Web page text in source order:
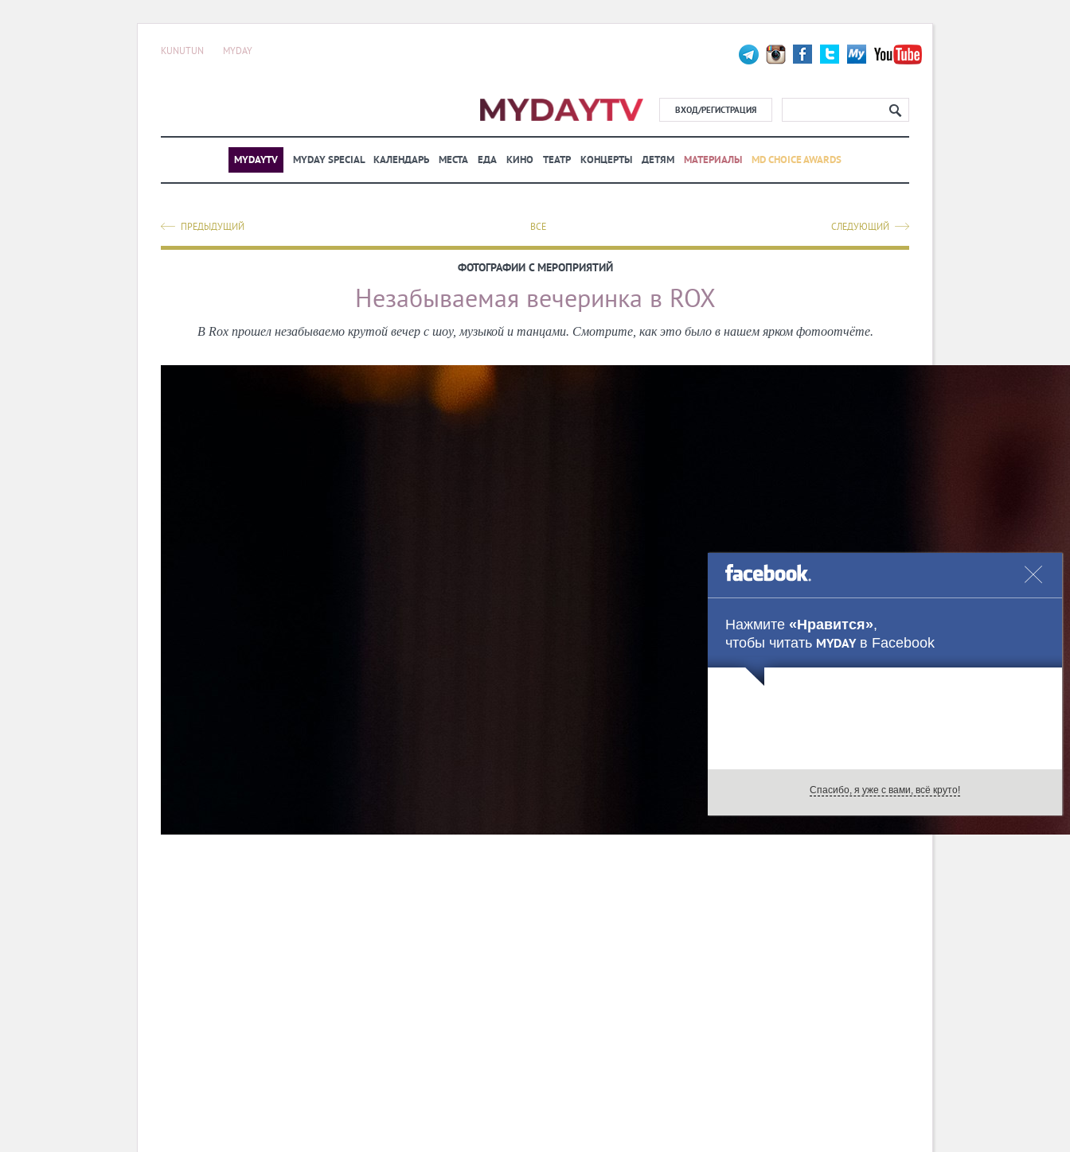
KUNUTUN MYDAY
ВХОД/РЕГИСТРАЦИЯ
MYDAYTV MYDAY SPECIAL КАЛЕНДАРЬ МЕСТА ЕДА КИНО ТЕАТР КОНЦЕРТЫ ДЕТЯМ МАТЕРИАЛЫ MD CHOICE AWARDS
ВСЕ
ПРЕДЫДУЩИЙ СЛЕДУЮЩИЙ
ФОТОГРАФИИ С МЕРОПРИЯТИЙ
Незабываемая вечеринка в ROX
В Rox прошел незабываемо крутой вечер с шоу, музыкой и танцами. Cмотрите, как это было в нашем ярком фотоотчёте.
Нажмите «Нравится»,
чтобы читать MYDAYв Facebook
Спасибо, я уже с вами, всё круто!